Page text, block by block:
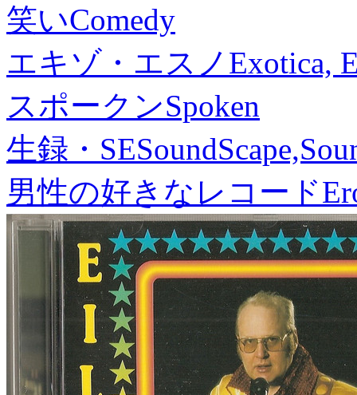
笑いComedy
エキゾ・エスノ Exotica,
スポークンSpoken
生録・SE
男性の好きなレコード